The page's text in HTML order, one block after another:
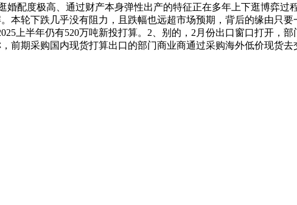
婚配度极高、通过财产本身弹性出产的特征正在多年上下逛博弈
本轮下跌几乎没有阻力，且跌幅也远超市场预期，背后的缘由只
上半年仍有520万吨新投打算。2、别的，2月份出口窗口打开，
前期采购国内现货打算出口的部门商业商通过采购海外低价现货